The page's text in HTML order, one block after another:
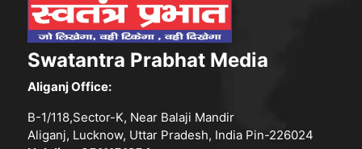
Swatantra Prabhat Media
Aliganj Office:
B-1/118,Sector-K, Near Balaji Mandir
Aliganj, Lucknow, Uttar Pradesh, India Pin-226024